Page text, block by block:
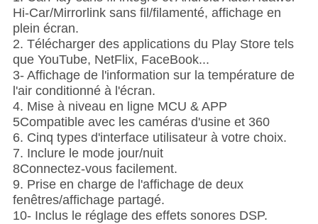
Hi-Car/Mirrorlink sans fil/filamenté, affichage en
plein écran.
2. Télécharger des applications du Play Store tels
que YouTube, NetFlix, FaceBook...
3- Affichage de l'information sur la température de
l'air conditionné à l'écran.
4. Mise à niveau en ligne MCU & APP
5Compatible avec les caméras d'usine et 360
6. Cinq types d'interface utilisateur à votre choix.
7. Inclure le mode jour/nuit
8Connectez-vous facilement.
9. Prise en charge de l'affichage de deux
fenêtres/affichage partagé.
10- Inclus le réglage des effets sonores DSP.